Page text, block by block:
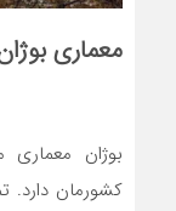
معماری
بوژان معماری
کشورمان دارد.